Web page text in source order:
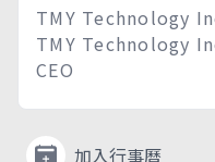
TMY Technology
TMY Technology
CEO
加入行事曆